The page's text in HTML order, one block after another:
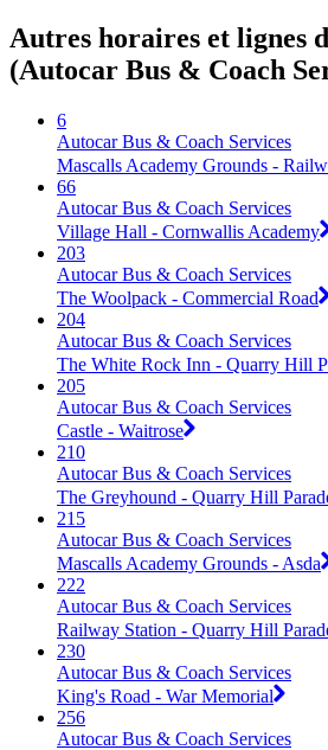
Autres horaires et lignes
(Autocar Bus & Coach
6
Autocar Bus & Coach Services
Mascalls Academy Grounds -
66
Autocar Bus & Coach Services
Village Hall - Cornwallis Academy
203
Autocar Bus & Coach Services
The Woolpack - Commercial Road
204
Autocar Bus & Coach Services
The White Rock Inn - Quarry Hill
205
Autocar Bus & Coach Services
Castle - Waitrose
210
Autocar Bus & Coach Services
The Greyhound - Quarry Hill
215
Autocar Bus & Coach Services
Mascalls Academy Grounds - Asda
222
Autocar Bus & Coach Services
Railway Station - Quarry Hill
230
Autocar Bus & Coach Services
King's Road - War Memorial
256
Autocar Bus & Coach Services